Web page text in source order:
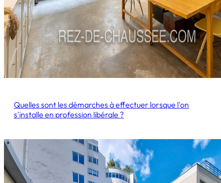
Quelles sont les démarches à effectuer lorsque l'on
s'installe en profession libérale ?